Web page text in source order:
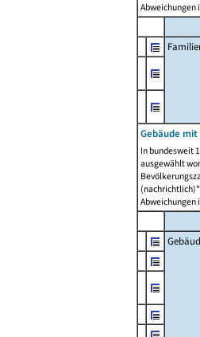
Abweichungen
Gebäude
In bundesweit
ausgewählt
Abweichungen